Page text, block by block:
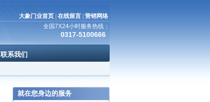
大象门业首页 在线留言 营销网络
全国7X24小时服务热线：
0317-5100666
联系我们
就在您身边的服务